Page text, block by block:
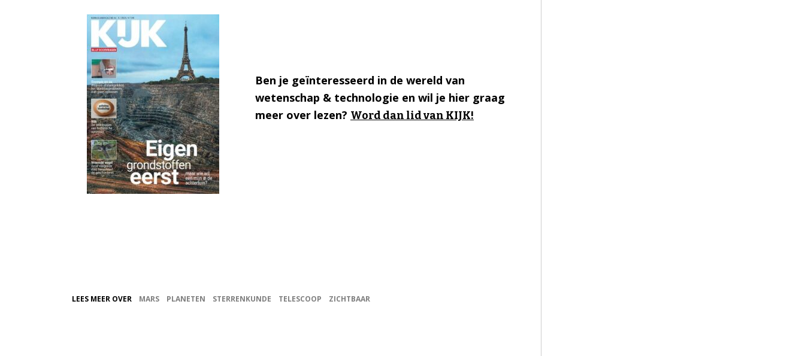
Ben je geïnteresseerd in de wereld van
wetenschap & technologie en wil je hier graag
meer over lezen? Word dan lid van KIJK!
LEES MEER OVER MARS PLANETEN STERRENKUNDE TELESCOOP ZICHTBAAR